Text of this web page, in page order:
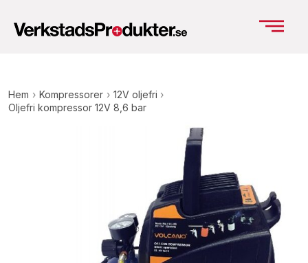
Hem › Kompressorer › 12V oljefri ›
Oljefri kompressor 12V 8,6 bar